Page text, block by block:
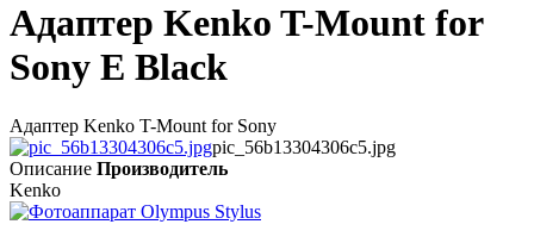
Адаптер Kenko T-Mount for
Sony E Black
Адаптер Kenko T-Mount for Sony
pic_56b13304306c5.jpg
Описание Производитель
Kenko